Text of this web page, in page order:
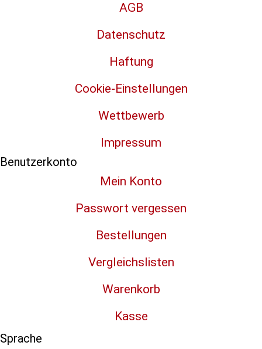
AGB
Datenschutz
Haftung
Cookie-Einstellungen
Wettbewerb
Impressum
Benutzerkonto
Mein Konto
Passwort vergessen
Bestellungen
Vergleichslisten
Warenkorb
Kasse
Sprache